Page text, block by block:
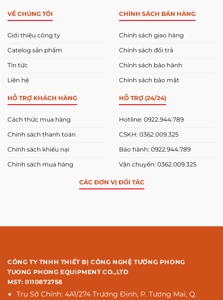
VỀ CHÚNG TÔI
Giới thiệu công ty
Catelog sản phẩm
Tin tức
Liên hệ
CHÍNH SÁCH BÁN HÀNG
Chính sách giao hàng
Chính sách đổi trả
Chính sách bảo hành
Chính sách bảo mật
HỖ TRỢ KHÁCH HÀNG
Cách thức mua hàng
Chính sách thanh toán
Chính sách khiếu nại
Chính sách mua hàng
HỖ TRỢ (24/24)
Hotline: 0922.944.789
CSKH: 0362.009.325
Bảo hành: 0922.944.789
Vận chuyển: 0362.009.325
CÁC ĐƠN VỊ ĐỐI TÁC
CÔNG TY TNHH THIẾT BỊ CÔNG NGHỆ TƯỜNG PHONG
TUONG PHONG EQUIPMENT CO.,LTD
MST: 0110872758
Trụ Sở Chính: 4A1/274 Trương Định, P. Tương Mai, Q.